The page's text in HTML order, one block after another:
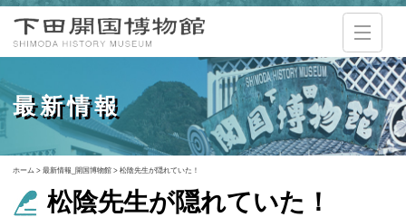
最新情報
ホーム > 最新情報_開国博物館 > 松陰先生が隠れていた！
松陰先生が隠れていた！